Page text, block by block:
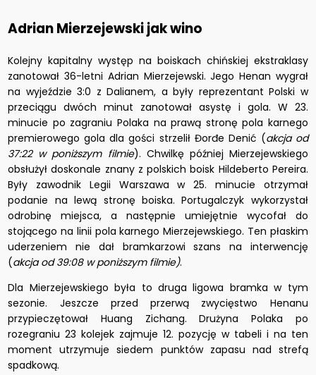
Adrian Mierzejewski jak wino
Kolejny kapitalny występ na boiskach chińskiej ekstraklasy
zanotował 36-letni Adrian Mierzejewski. Jego Henan wygrał
na wyjeździe 3:0 z Dalianem, a były reprezentant Polski w
przeciągu dwóch minut zanotował asystę i gola. W 23.
minucie po zagraniu Polaka na prawą stronę pola karnego
premierowego gola dla gości strzelił Đorđe Denić (akcja od
37:22 w poniższym filmie). Chwilkę później Mierzejewskiego
obsłużył doskonale znany z polskich boisk Hildeberto Pereira.
Były zawodnik Legii Warszawa w 25. minucie otrzymał
podanie na lewą stronę boiska. Portugalczyk wykorzystał
odrobinę miejsca, a następnie umiejętnie wycofał do
stojącego na linii pola karnego Mierzejewskiego. Ten płaskim
uderzeniem nie dał bramkarzowi szans na interwencję
(akcja od 39:08 w poniższym filmie).
Dla Mierzejewskiego była to druga ligowa bramka w tym
sezonie. Jeszcze przed przerwą zwycięstwo Henanu
przypieczętował Huang Zichang. Drużyna Polaka po
rozegraniu 23 kolejek zajmuje 12. pozycję w tabeli i na ten
moment utrzymuje siedem punktów zapasu nad strefą
spadkową.